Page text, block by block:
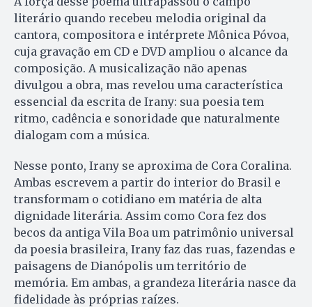
literário quando recebeu melodia original da
cantora, compositora e intérprete Mônica Póvoa,
cuja gravação em CD e DVD ampliou o alcance da
composição. A musicalização não apenas
divulgou a obra, mas revelou uma característica
essencial da escrita de Irany: sua poesia tem
ritmo, cadência e sonoridade que naturalmente
dialogam com a música.
Nesse ponto, Irany se aproxima de Cora Coralina.
Ambas escrevem a partir do interior do Brasil e
transformam o cotidiano em matéria de alta
dignidade literária. Assim como Cora fez dos
becos da antiga Vila Boa um patrimônio universal
da poesia brasileira, Irany faz das ruas, fazendas e
paisagens de Dianópolis um território de
memória. Em ambas, a grandeza literária nasce da
fidelidade às próprias raízes.